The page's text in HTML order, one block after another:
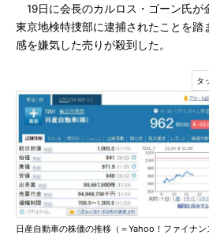
19日に会長のカルロス・ゴーン氏が
東京地検特捜部に逮捕されたことを踏
感を嫌気した売りが殺到した。
日産自動車の株価の推移（＝Yahoo！ファイナン